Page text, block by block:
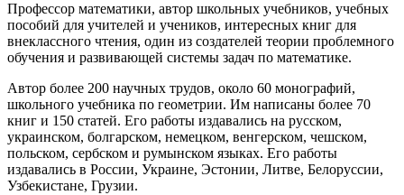
Профессор математики, автор школьных учебников, учебных
пособий для учителей и учеников, интересных книг для
внеклассного чтения, один из создателей теории проблемного
обучения и развивающей системы задач по математике.
Автор более 200 научных трудов, около 60 монографий,
школьного учебника по геометрии. Им написаны более 70
книг и 150 статей. Его работы издавались на русском,
украинском, болгарском, немецком, венгерском, чешском,
польском, сербском и румынском языках. Его работы
издавались в России, Украине, Эстонии, Литве, Белоруссии,
Узбекистане, Грузии.